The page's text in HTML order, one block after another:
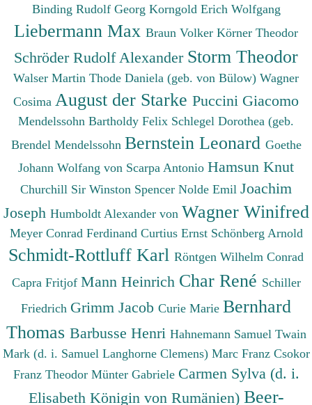
Binding Rudolf Georg Korngold Erich Wolfgang
Liebermann Max Braun Volker Körner Theodor
Schröder Rudolf Alexander Storm Theodor
Walser Martin Thode Daniela (geb. von Bülow) Wagner
Cosima August der Starke Puccini Giacomo
Mendelssohn Bartholdy Felix Schlegel Dorothea (geb.
Brendel Mendelssohn Bernstein Leonard Goethe
Johann Wolfang von Scarpa Antonio Hamsun Knut
Churchill Sir Winston Spencer Nolde Emil Joachim
Joseph Humboldt Alexander von Wagner Winifred
Meyer Conrad Ferdinand Curtius Ernst Schönberg Arnold
Schmidt-Rottluff Karl Röntgen Wilhelm Conrad
Capra Fritjof Mann Heinrich Char René Schiller
Friedrich Grimm Jacob Curie Marie Bernhard
Thomas Barbusse Henri Hahnemann Samuel Twain
Mark (d. i. Samuel Langhorne Clemens) Marc Franz Csokor
Franz Theodor Münter Gabriele Carmen Sylva (d. i.
Elisabeth Königin von Rumänien) Beer-